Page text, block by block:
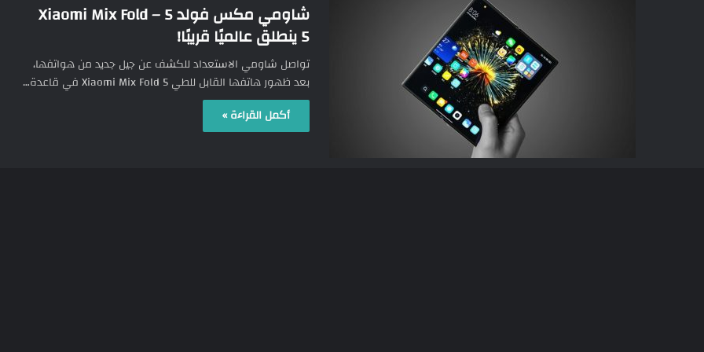
شاومي مكس فولد 5 – Xiaomi Mix Fold
5 ينطلق عالميًا قريبًا!
تواصل شاومي الاستعداد للكشف عن جيل جديد من هواتفها،
بعد ظهور هاتفها القابل للطي Xiaomi Mix Fold 5 في قاعدة…
أكمل القراءة »